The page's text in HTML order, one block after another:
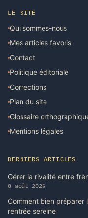
LE SITE
Qui sommes-nous
Mes articles favoris
Contact
Politique éditoriale
Corrections
Plan du site
Glossaire
Mentions légales
DERNIERS ARTICLES
Gérer la rivalité entre
8 août 2026
Comment bien préparer
rentrée sereine